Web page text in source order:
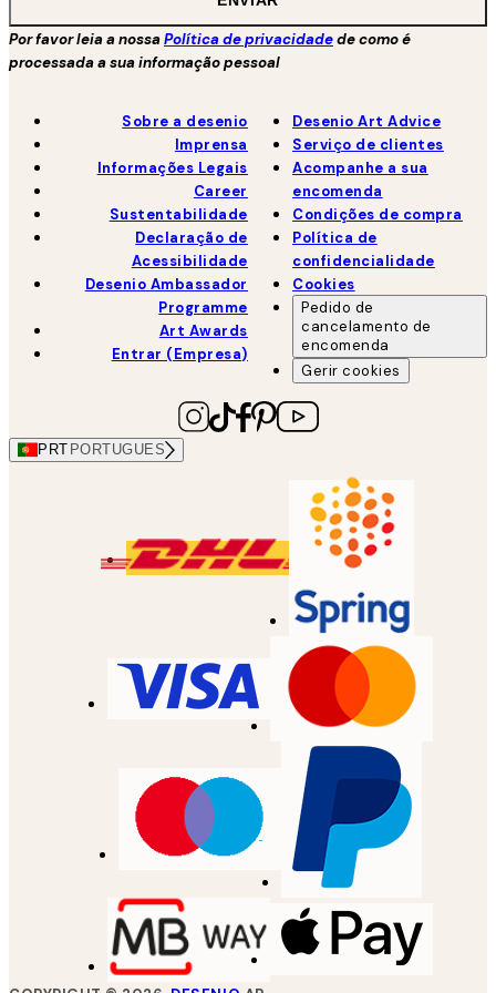
Por favor leia a nossaPolítica de privacidadede como é
processada a sua informação pessoal
Sobre a desenio
Imprensa
Informações Legais
Career
Sustentabilidade
Declaração de
Acessibilidade
Desenio Ambassador
Programme
Art Awards
Entrar (Empresa)
Desenio Art Advice
Serviço de clientes
Acompanhe a sua
encomenda
Condições de compra
Política de
confidencialidade
Cookies
Pedido de
cancelamento de
encomenda
Gerir cookies
PRT PORTUGUES